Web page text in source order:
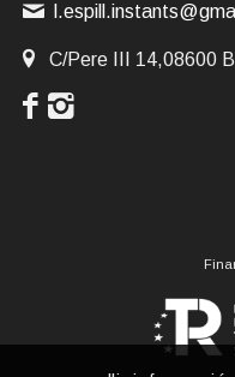
C/Pere III 14,08600